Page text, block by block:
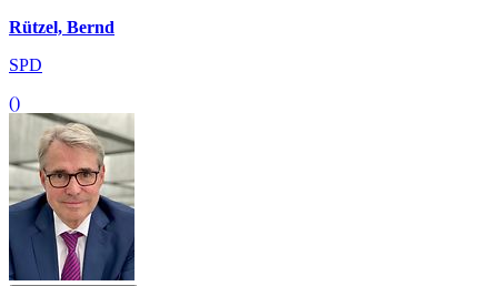
Rützel, Bernd
SPD
()